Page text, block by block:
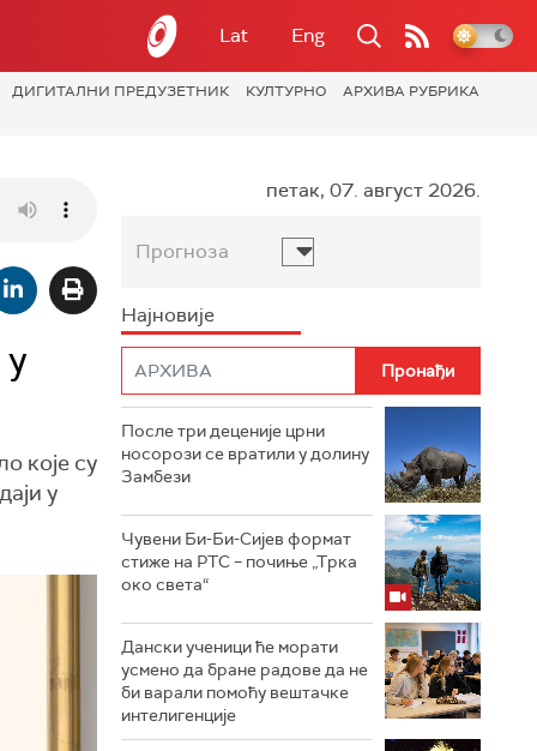
Lat Eng
ДИГИТАЛНИ ПРЕДУЗЕТНИК КУЛТУРНО АРХИВА РУБРИКА
које су
у
петак, 07. август 2026.
Прогноза
Најновије
После три деценије црни
носорози се вратили у долину
Замбези
Чувени Би-Би-Сијев формат
стиже на РТС – почиње „Трка
око света“
Дански ученици ће морати
усмено да бране радове да не
би варали помоћу вештачке
интелигенције